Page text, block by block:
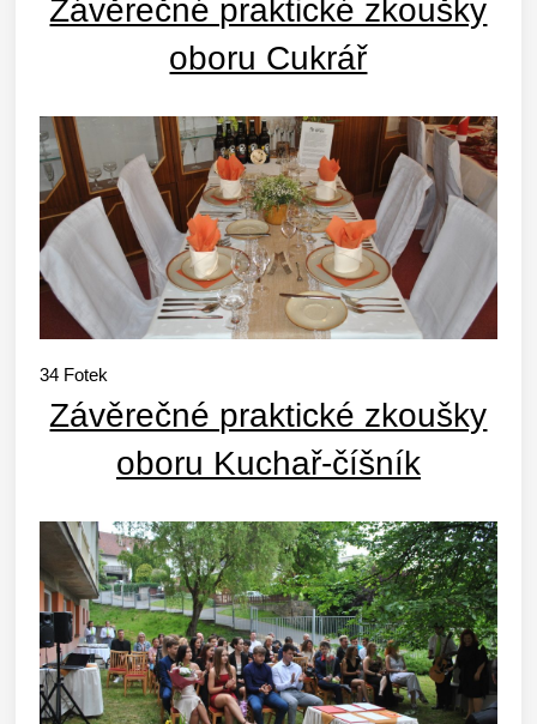
Závěrečné praktické zkoušky
oboru Cukrář
34 Fotek
Závěrečné praktické zkoušky
oboru Kuchař-číšník